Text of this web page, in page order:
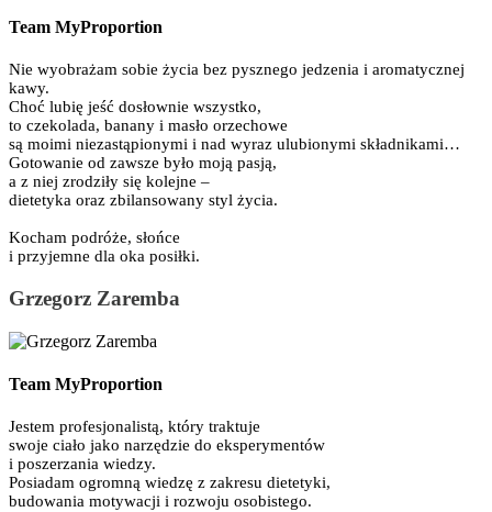
Team MyProportion
Nie wyobrażam sobie życia bez pysznego jedzenia i aromatycznej
kawy.
Choć lubię jeść dosłownie wszystko,
to czekolada, banany i masło orzechowe
są moimi niezastąpionymi i nad wyraz ulubionymi składnikami…
Gotowanie od zawsze było moją pasją,
a z niej zrodziły się kolejne –
dietetyka oraz zbilansowany styl życia.
Kocham podróże, słońce
i przyjemne dla oka posiłki.
Grzegorz Zaremba
Team MyProportion
Jestem profesjonalistą, który traktuje
swoje ciało jako narzędzie do eksperymentów
i poszerzania wiedzy.
Posiadam ogromną wiedzę z zakresu dietetyki,
budowania motywacji i rozwoju osobistego.